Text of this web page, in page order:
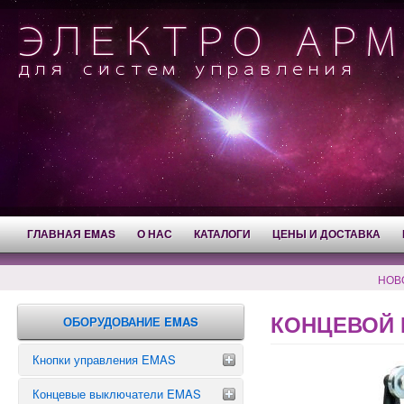
ГЛАВНАЯ EMAS О НАС КАТАЛОГИ ЦЕНЫ И ДОСТАВКА
ОБОРУДОВАНИЕ EMAS
Кнопки управления EMAS
Аварийные кнопки
Концевые выключатели EMAS
КОНЦЕВОЙ